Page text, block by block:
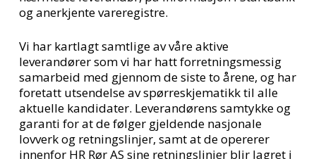
og anerkjente vareregistre.
Vi har kartlagt samtlige av våre aktive
leverandører som vi har hatt forretningsmessig
samarbeid med gjennom de siste to årene, og har
foretatt utsendelse av spørreskjematikk til alle
aktuelle kandidater. Leverandørens samtykke og
garanti for at de følger gjeldende nasjonale
lovverk og retningslinjer, samt at de opererer
innenfor HR Rør AS sine retningslinjer blir lagret i